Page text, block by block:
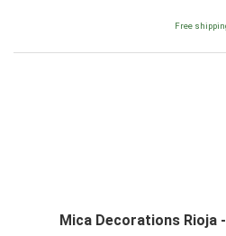
Free
Mica Decorations Rioja